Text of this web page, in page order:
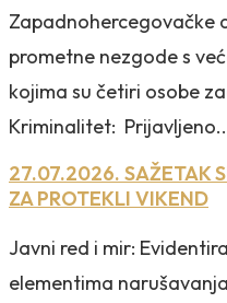
Zapadnohercegovačke
prometne nezgode s
kojima su četiri osobe
Kriminalitet:
27.07.2026. SAŽETAK
ZA PROTEKLI VIKEND
Javni red i mir:
elementima